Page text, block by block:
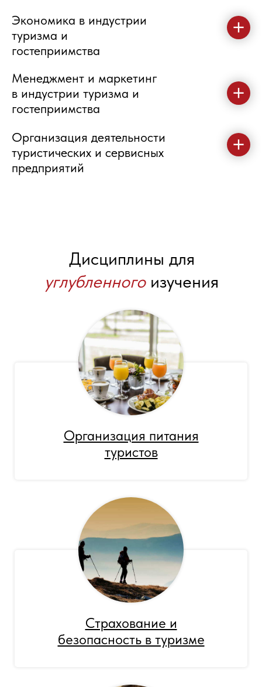
Менеджмент и маркетинг
в индустрии туризма и
гостеприимства
Экономика в индустрии
туризма и
гостеприимства
Организация деятельности
туристических и сервисных
предприятий
Дисциплины для
углубленногоизучения
Организация питания
туристов
Страхование и
безопасность в туризме